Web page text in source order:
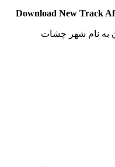
Download New Track